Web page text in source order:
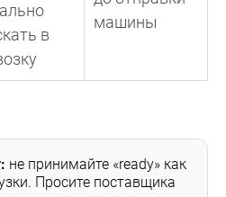
в
машины
не принимайте «ready» как
Просите поставщика